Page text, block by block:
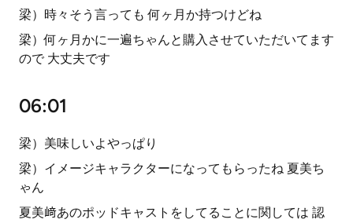
梁）時々そう言っても 何ヶ月か持つけどね
梁）何ヶ月かに一遍ちゃんと購入させていただいてます
ので 大丈夫です
06:01
梁）美味しいよやっぱり
梁）イメージキャラクターになってもらったね 夏美ち
ゃん
夏美﨑あのポッドキャストをしてることに関しては 認